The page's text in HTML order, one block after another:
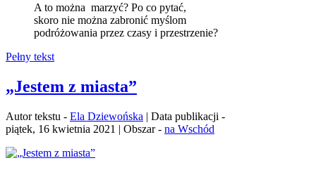
A to można marzyć? Po co pytać,
skoro nie można zabronić myślom
podróżowania przez czasy i przestrzenie?
Pełny tekst
„Jestem z miasta”
Autor tekstu - Ela Dziewońska | Data publikacji -
piątek, 16 kwietnia 2021 | Obszar - na Wschód